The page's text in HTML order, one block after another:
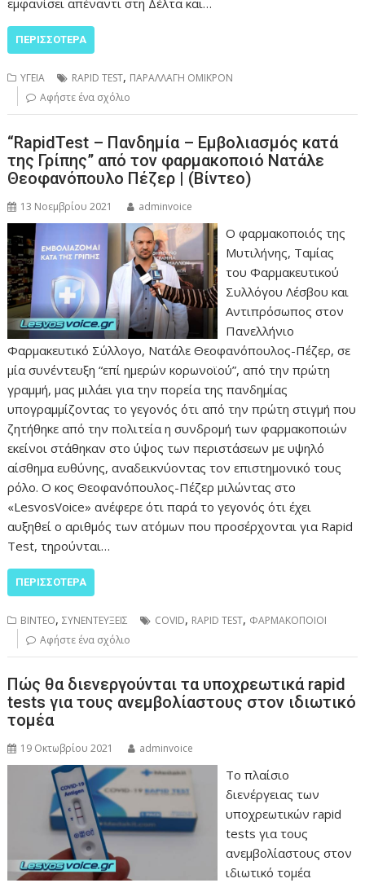
εμφανίσει απέναντι στη Δέλτα και…
ΠΕΡΙΣΣΌΤΕΡΑ
ΥΓΕΙΑ RAPID TEST, ΠΑΡΑΛΛΑΓΗ ΟΜΙΚΡΟΝ
Αφήστε ένα σχόλιο
“RapidTest – Πανδημία – Εμβολιασμός κατά
της Γρίπης” από τον φαρμακοποιό Νατάλε
Θεοφανόπουλο Πέζερ | (Βίντεο)
13 Νοεμβρίου 2021 adminvoice
Ο φαρμακοποιός της
Μυτιλήνης, Ταμίας
του Φαρμακευτικού
Συλλόγου Λέσβου και
Αντιπρόσωπος στον
Πανελλήνιο
Φαρμακευτικό Σύλλογο, Νατάλε Θεοφανόπουλος-Πέζερ, σε
μία συνέντευξη “επί ημερών κορωνοϊού”, από την πρώτη
γραμμή, μας μιλάει για την πορεία της πανδημίας
υπογραμμίζοντας το γεγονός ότι από την πρώτη στιγμή που
ζητήθηκε από την πολιτεία η συνδρομή των φαρμακοποιών
εκείνοι στάθηκαν στο ύψος των περιστάσεων με υψηλό
αίσθημα ευθύνης, αναδεικνύοντας τον επιστημονικό τους
ρόλο. Ο κος Θεοφανόπουλος-Πέζερ μιλώντας στο
«LesvosVoice» ανέφερε ότι παρά το γεγονός ότι έχει
αυξηθεί ο αριθμός των ατόμων που προσέρχονται για Rapid
Test, τηρούνται…
ΠΕΡΙΣΣΌΤΕΡΑ
ΒΙΝΤΕΟ,ΣΥΝΕΝΤΕΥΞΕΙΣ COVID, RAPID TEST, ΦΑΡΜΑΚΟΠΟΙΟΙ
Αφήστε ένα σχόλιο
Πώς θα διενεργούνται τα υποχρεωτικά rapid
tests για τους ανεμβολίαστους στον ιδιωτικό
τομέα
19 Οκτωβρίου 2021 adminvoice
Το πλαίσιο
διενέργειας των
υποχρεωτικών rapid
tests για τους
ανεμβολίαστους στον
ιδιωτικό τομέα